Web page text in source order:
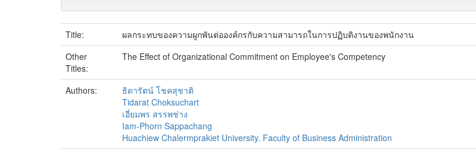
Title:
ผลกระทบของความผูกพันต่อองค์กรกับความสามารถในการปฏิบติงานของพนักงาน
Other
Titles:
The Effect of Organizational Commitment on Employee's Competency
Authors:
ธิดารัตน์ โชคสุชาติ
Tidarat Choksuchart
เอี่ยมพร สรรพช่าง
Iam-Phorn Sappachang
Huachiew Chalermprakiet University. Faculty of Business Administration